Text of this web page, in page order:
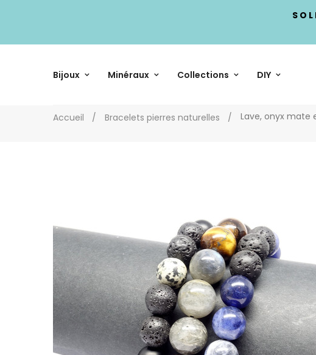
S O
Bijoux Minéraux Collections DIY
Accueil Bracelets pierres naturelles Lave, onyx mate